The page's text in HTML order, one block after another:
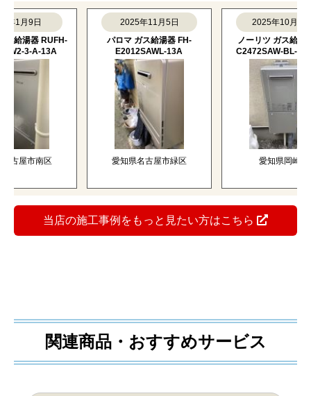
9日
湯器 RUFH-
3-A-13A
市南区
2025年11月5日
パロマ ガス給湯器 FH-
E2012SAWL-13A
愛知県名古屋市緑区
2025年10月16日
ノーリツ ガス給湯器 GT-
C2472SAW-BL-13A-
愛知県岡崎市
当店の施工事例をもっと見たい方はこちら
関連商品・おすすめサービス